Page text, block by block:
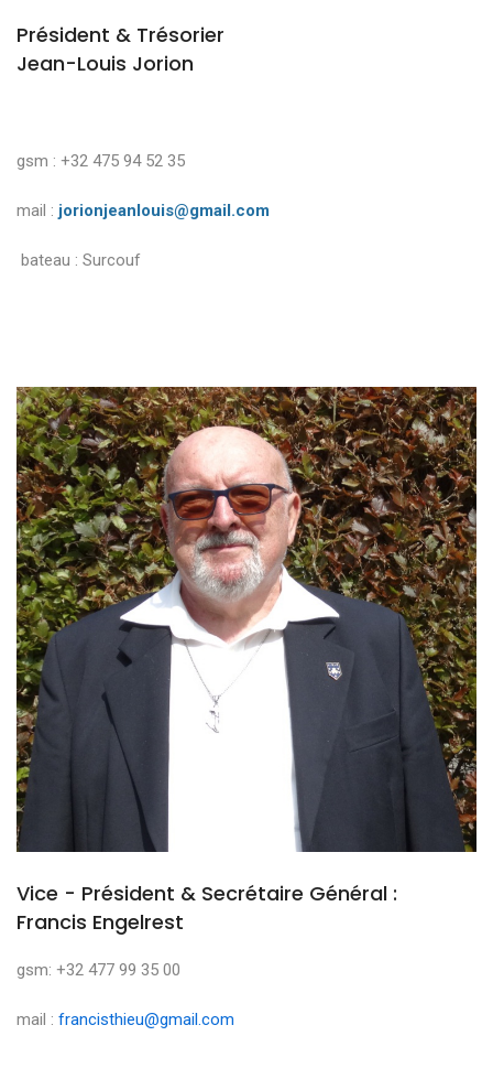
Président & Trésorier
Jean-Louis Jorion
gsm : +32 475 94 52 35
mail : jorionjeanlouis@gmail.com
bateau : Surcouf
Vice - Président & Secrétaire Général :
Francis Engelrest
gsm: +32 477 99 35 00
mail : francisthieu@gmail.com